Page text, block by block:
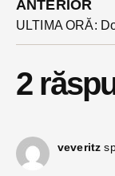
ANTERIOR
2
veveritz